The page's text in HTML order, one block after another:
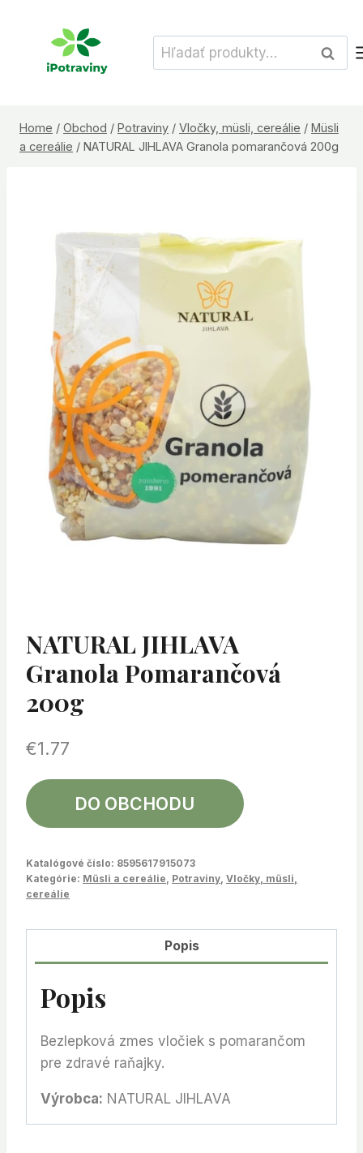
Hľadať:
Home / Obchod / Potraviny / Vločky, müsli, cereálie / Müsli
a cereálie / NATURAL JIHLAVA Granola pomarančová 200g
NATURAL JIHLAVA
Granola Pomarančová
200g
€1.77
DO OBCHODU
Katalógové číslo: 8595617915073
Kategórie: Müsli a cereálie Potraviny Vločky, müsli,
cereálie
Popis
Popis
Bezlepková zmes vločiek s pomarančom
pre zdravé raňajky.
Výrobca: NATURAL JIHLAVA